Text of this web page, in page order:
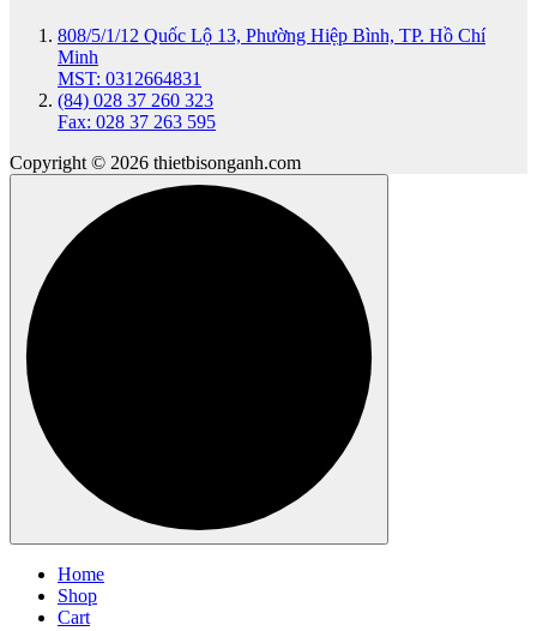
808/5/1/12 Quốc Lộ 13, Phường Hiệp Bình, TP. Hồ Chí
Minh
MST: 0312664831
(84) 028 37 260 323
Fax: 028 37 263 595
Copyright © 2026 thietbisonganh.com
Home
Shop
Cart